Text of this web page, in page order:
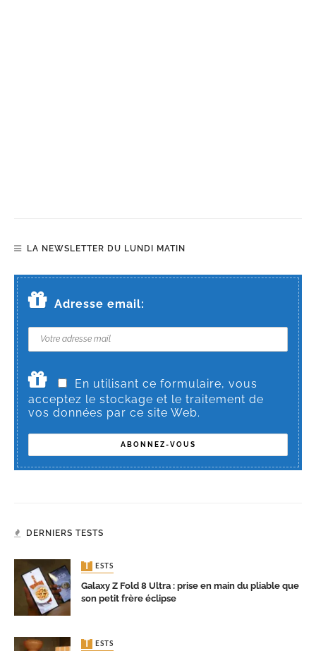
LA NEWSLETTER DU LUNDI MATIN
Adresse email:
En utilisant ce formulaire, vous
acceptez le stockage et le traitement de
vos données par ce site Web.
DERNIERS TESTS
TESTS
Galaxy Z Fold 8 Ultra : prise en main du pliable que
son petit frère éclipse
TESTS